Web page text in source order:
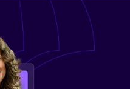
자 고용
를 간소화
과 지급 소요 시간 확인